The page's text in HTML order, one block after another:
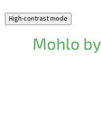
High-contrast mode
Mohlo